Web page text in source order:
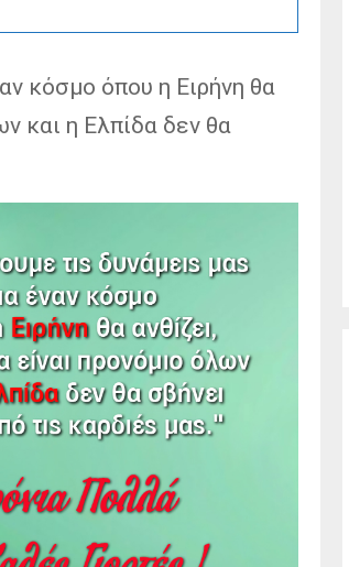
κόσμο όπου η Ειρήνη θα
και η Ελπίδα δεν θα